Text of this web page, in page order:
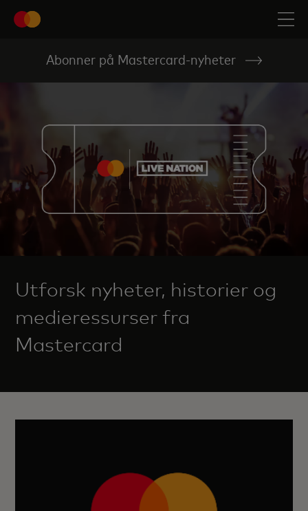
Abonner på Mastercard-nyheter
Utforsk nyheter, historier og
medieressurser fra
Mastercard